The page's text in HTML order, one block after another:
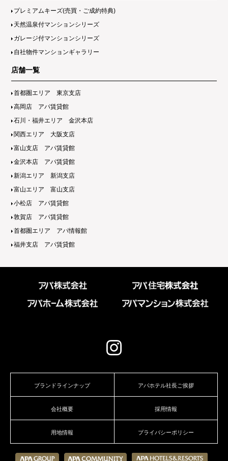
プレミアムキーズ(売買・ご成約特典)
天然温泉付マンションシリーズ
ガレージ付マンションシリーズ
自社物件マンションギャラリー
店舗一覧
首都圏エリア 東京支店
高岡店 アパ賃貸館
石川・福井エリア 金沢本店
関西エリア 大阪支店
富山支店 アパ賃貸館
金沢本店 アパ賃貸館
新潟エリア 新潟支店
富山エリア 富山支店
小松店 アパ賃貸館
敦賀店 アパ賃貸館
首都圏エリア アパ情報館
福井支店 アパ賃貸館
ブランドラインナップ アパホテル社長ご挨拶
会社概要 採用情報
用地情報 プライバシーポリシー